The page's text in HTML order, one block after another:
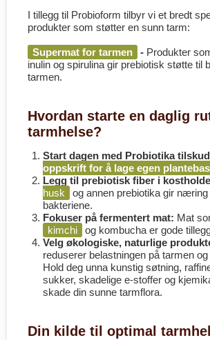
I tillegg til Probioform tilbyr vi et bredt
produkter som støtter en sunn tarm:
Supermat for tarmen - Produkter
inulin og spirulina gir prebiotisk støtte til
tarmen.
Hvordan starte en daglig
tarmhelse?
Start dagen med Probiotika
oppskrift for å lage egen
Legg til prebiotisk fiber i
husk
og annen prebiotika gir næring
bakteriene.
Fokuser på fermentert mat: Mat
kimchi
og kombucha er gode
Velg økologiske, naturlige
reduserer belastningen på tarmen
Hold deg unna kunstig søtning,
sukker, skadelige e-stoffer og
skade din sunne tarmflora.
Din kilde til optimal